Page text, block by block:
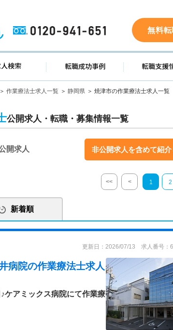
0120-941-651 無料
求人検索 転職成功事例
作業療法士求人一覧 静岡県 焼津市の作業療法士求人一覧
公開求人・転職・募集情報一覧
開求人 非公開求人を含めて紹介
<< < 1 2
新着順
更新日：2026/07/13 求人番号：
病院の作業療法士求人
ケアミックス病院にて作業療